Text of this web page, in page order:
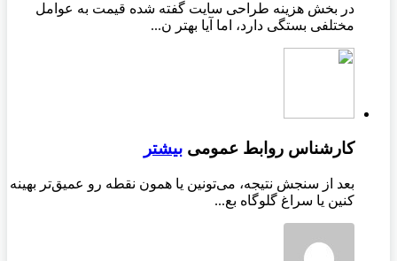
در بخش هزینه طراحی سایت گفته شده قیمت به عوامل
مختلفی بستگی دارد، اما آیا بهتر ن...
کارشناس روابط عمومی بیشتر
بعد از سنجش نتیجه، می‌تونین یا همون نقطه رو عمیق‌تر بهینه
کنین یا سراغ گلوگاه بع...